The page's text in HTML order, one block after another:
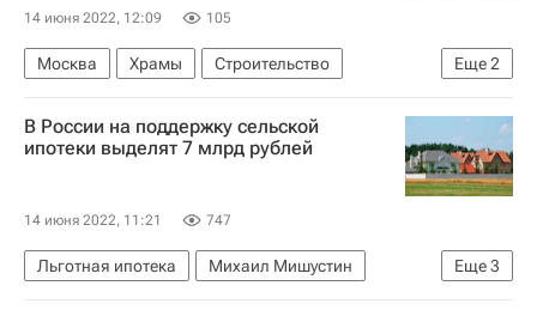
14 июня 2022, 12:09 105
Еще2
Москва Храмы
Строительство
Русская православная церковь
Владимир Ресин
В России на поддержку сельской
ипотеки выделят 7 млрд рублей
14 июня 2022, 11:21 747
Еще3
Льготная ипотека
Михаил Мишустин
Правительство РФ